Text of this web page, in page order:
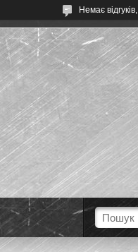
Немає відгуків,